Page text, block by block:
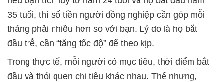
35 tuổi, thì số tiền người đồng nghiệp cần góp mỗi
tháng phải nhiều hơn so với bạn. Lý do là họ bắt
đầu trễ, cần “tăng tốc độ” để theo kịp.
Trong thực tế, mỗi người có mục tiêu, thời điểm bắt
đầu và thói quen chi tiêu khác nhau. Thế nhưng,